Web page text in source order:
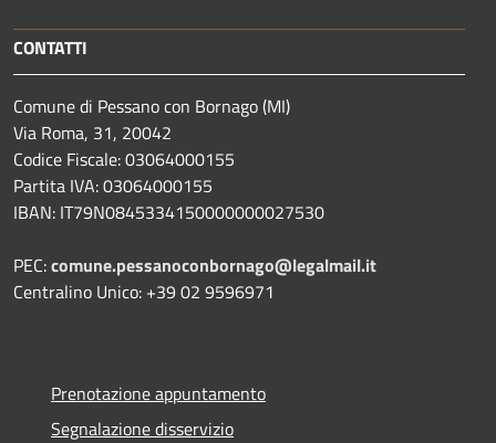
CONTATTI
Comune di Pessano con Bornago (MI)
Via Roma, 31, 20042
Codice Fiscale: 03064000155
Partita IVA: 03064000155
IBAN: IT79N0845334150000000027530
PEC:comune.pessanoconbornago@legalmail.it
Centralino Unico: +39 02 9596971
Prenotazione appuntamento
Segnalazione disservizio